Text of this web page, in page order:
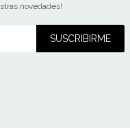
novedades!
SUSCRIBIRME